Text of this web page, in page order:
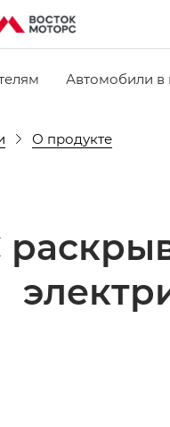
Автомобили в
О продукте